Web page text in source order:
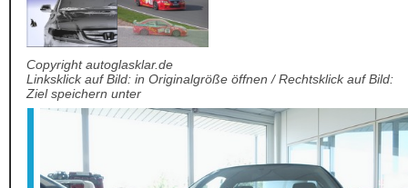
Copyright autoglasklar.de
Linksklick auf Bild: in Originalgröße öffnen / Rechtsklick auf Bild:
Ziel speichern unter